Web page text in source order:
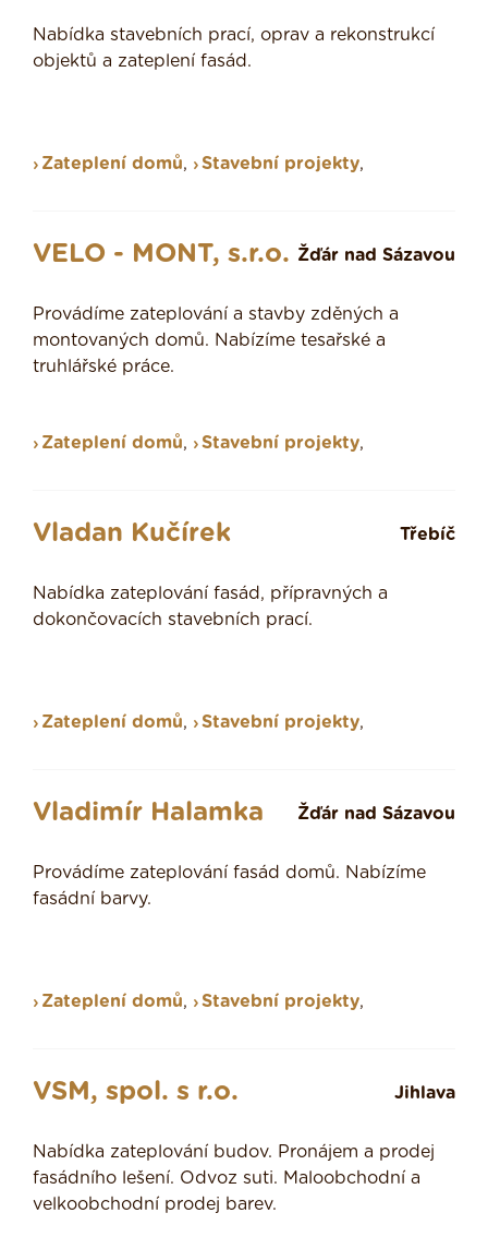
Nabídka stavebních prací, oprav a rekonstrukcí
objektů a zateplení fasád.
Zateplení domů, Stavební projekty,
VELO - MONT, s.r.o. Žďár nad Sázavou
Provádíme zateplování a stavby zděných a
montovaných domů. Nabízíme tesařské a
truhlářské práce.
Zateplení domů, Stavební projekty,
Vladan Kučírek Třebíč
Nabídka zateplování fasád, přípravných a
dokončovacích stavebních prací.
Zateplení domů, Stavební projekty,
Vladimír Halamka Žďár nad Sázavou
Provádíme zateplování fasád domů. Nabízíme
fasádní barvy.
Zateplení domů, Stavební projekty,
VSM, spol. s r.o. Jihlava
Nabídka zateplování budov. Pronájem a prodej
fasádního lešení. Odvoz suti. Maloobchodní a
velkoobchodní prodej barev.